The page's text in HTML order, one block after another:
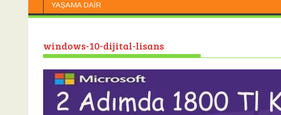
YAŞAMA DAIR
windows-10-dijital-lisans